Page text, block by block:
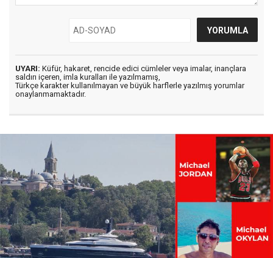
UYARI: Küfür, hakaret, rencide edici cümleler veya imalar, inançlara
saldırı içeren, imla kuralları ile yazılmamış,
Türkçe karakter kullanılmayan ve büyük harflerle yazılmış yorumlar
onaylanmamaktadır.